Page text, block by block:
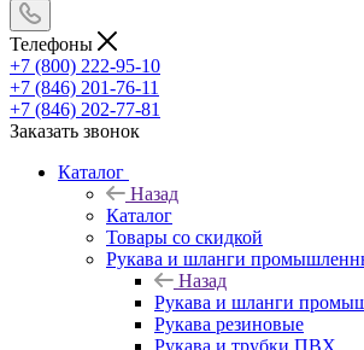
Телефоны
+7 (800) 222-95-10
+7 (846) 201-76-11
+7 (846) 202-77-81
Заказать звонок
Каталог
Назад
Каталог
Товары со скидкой
Рукава и шланги
Назад
Рукава и шланги
Рукава резиновые
Рукава и трубки ПВХ